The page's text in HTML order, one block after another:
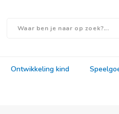
Ontwikkeling kind